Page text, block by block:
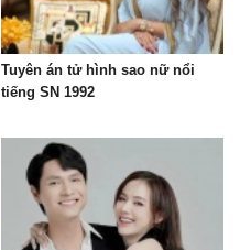
Tuyên án tử hình sao nữ nổi
tiếng SN 1992